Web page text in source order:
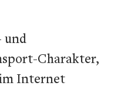
und
Charakter,
im Internet